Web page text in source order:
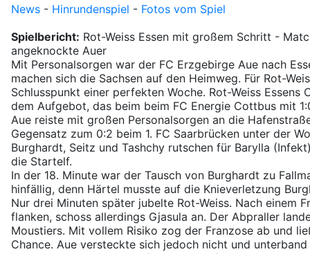
News - Hinrundenspiel - Fotos vom Spiel
Spielbericht: Rot-Weiss Essen mit großem Schritt -
angeknockte Auer
Mit Personalsorgen war der FC Erzgebirge Aue nach
machen sich die Sachsen auf den Heimweg. Für Rot-
Schlusspunkt einer perfekten Woche. Rot-Weiss Essens
dem Aufgebot, das beim beim FC Energie Cottbus mit
Aue reiste mit großen Personalsorgen an die
Gegensatz zum 0:2 beim 1. FC Saarbrücken unter der
Burghardt, Seitz und Tashchy rutschen für Barylla
die Startelf.
In der 18. Minute war der Tausch von Burghardt zu
hinfällig, denn Härtel musste auf die Knieverletzung
Nur drei Minuten später jubelte Rot-Weiss. Nach einem
flanken, schoss allerdings Gjasula an. Der Abpraller
Moustiers. Mit vollem Risiko zog der Franzose ab und
Chance. Aue versteckte sich jedoch nicht und